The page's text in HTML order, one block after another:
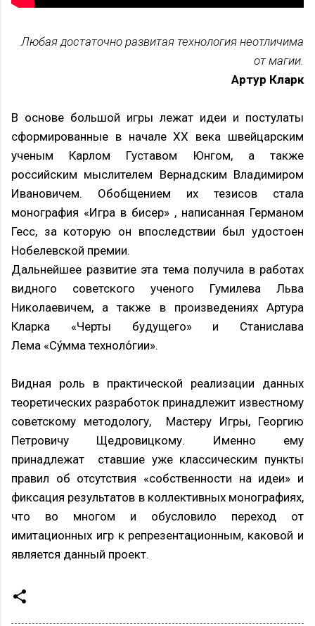
Любая достаточно развитая технология неотличима
от магии.
Артур Кларк
В основе большой игры лежат идеи и постулаты
сформированные в начале XX века швейцарским
ученым Карлом Густавом Юнгом, а также
российским мыслителем Вернадским Владимиром
Ивановичем. Обобщением их тезисов стала
монография «Игра в бисер» , написанная Германом
Гесс, за которую он впоследствии был удостоен
Нобелевской премии.
Дальнейшее развитие эта тема получила в работах
видного советского ученого Гумилева Льва
Николаевичем, а также в произведениях Артура
Кларка «Черты будущего» и Станислава
Лема «Су́мма техноло́гии».
Видная роль в практической реализации данных
теоретических разработок принадлежит известному
советскому методологу, Мастеру Игры, Георгию
Петровичу Щедровицкому. Именно ему
принадлежат ставшие уже классическим пункты
правил об отсутствия «собственности на идеи» и
фиксация результатов в коллективных монографиях,
что во многом и обусловило переход от
имитационных игр к репрезентационным, каковой и
является данный проект.